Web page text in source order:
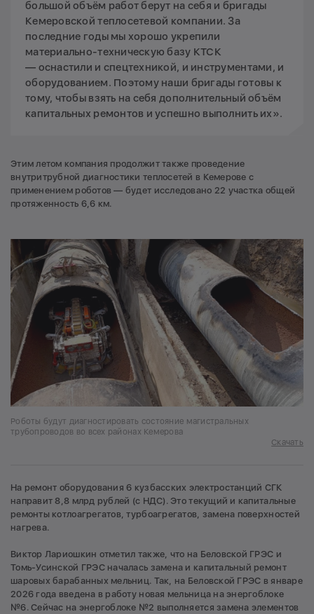
большой объём работ берут на себя и бригады
Кемеровской теплосетевой компании. За
последние годы мы хорошо укрепили
материально-техническую базу КТСК
— оснастили и спецтехникой, и инструментами, и
оборудованием. Поэтому наши бригады готовы к
тому, чтобы взять на себя дополнительный объём
капитальных ремонтов и успешно выполнить их».
Этим летом компания продолжит также проведение
внутритрубной диагностики теплосетей в Кемерове с
применением роботов — будет исследовано 22 участка общей
протяженность 6,6 км.
Роботы будут диагностировать состояние магистральных
трубопроводов во всех районах Кемерова
Скачать
На ремонт оборудования 6 кузбасских электростанций СГК
направит 8,8 млрд рублей (с НДС). Это текущий и капитальные
ремонты котлоагрегатов, турбоагрегатов, замена поверхностей
нагрева.
Виктор Лариошкин отметил также, что на Беловской ГРЭС и
Томь-Усинской ГРЭС началась замена и капитальный ремонт
шаровых барабанных мельниц. Так, на Беловской ГРЭС в январе
2026 года введена в работу новая мельница на энергоблоке
№6. Сейчас на энергоблоке №2 выполняется замена элементов